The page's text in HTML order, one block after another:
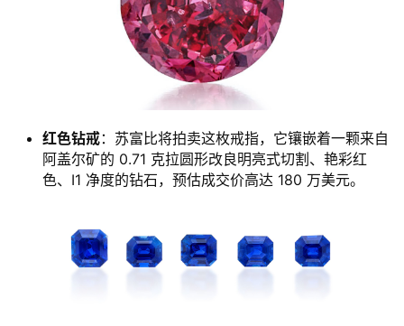
红色钻戒：苏富比将拍卖这枚戒指，它镶嵌着一颗来自
阿盖尔矿的 0.71 克拉圆形改良明亮式切割、艳彩红
色、I1 净度的钻石，预估成交价高达 180 万美元。